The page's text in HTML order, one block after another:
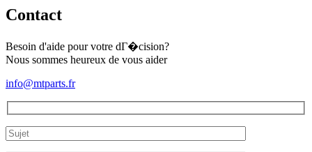
DI
Contact
Besoin d'aide pour votre dГ�cision?
Nous sommes heureux de vous aider
info@mtparts.fr